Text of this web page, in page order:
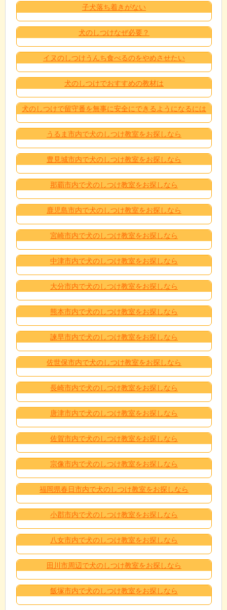
子犬落ち着きがない
犬のしつけなぜ必要？
イヌのしつけうんち食べるのをやめさせたい
犬のしつけでおすすめの教材は
犬のしつけで留守番を無事に安全にできるようになるには
うるま市内で犬のしつけ教室をお探しなら
豊見城市内で犬のしつけ教室をお探しなら
那覇市内で犬のしつけ教室をお探しなら
鹿児島市内で犬のしつけ教室をお探しなら
宮崎市内で犬のしつけ教室をお探しなら
中津市内で犬のしつけ教室をお探しなら
大分市内で犬のしつけ教室をお探しなら
熊本市内で犬のしつけ教室をお探しなら
諫早市内で犬のしつけ教室をお探しなら
佐世保市内で犬のしつけ教室をお探しなら
長崎市内で犬のしつけ教室をお探しなら
唐津市内で犬のしつけ教室をお探しなら
佐賀市内で犬のしつけ教室をお探しなら
宗像市内で犬のしつけ教室をお探しなら
福岡県春日市内で犬のしつけ教室をお探しなら
小郡市内で犬のしつけ教室をお探しなら
八女市内で犬のしつけ教室をお探しなら
田川市周辺で犬のしつけ教室をお探しなら
飯塚市内で犬のしつけ教室をお探しなら